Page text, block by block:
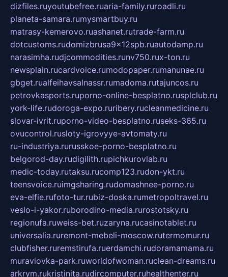
dizfiles.ruyoutubefree.ruaria-family.ruroadli.ru
planeta-samara.rumysmartbuy.ru
matrasy-kemerovo.ruashanet.rutrade-farm.ru
dotcustoms.rudomizbrusa9x12spb.ruautodamp.ru
narasimha.rudjcommodities.runv750.rux-ton.ru
newsplain.rucardvoice.rumodopaper.rumanunae.ru
gbget.rualfeihavsalnassr.rumadoma.rutajuncos.ru
petrovkasports.ruporno-online-besplatno.rusplclub.ru
york-life.rudoroga-expo.ruribery.rucleanmedicine.ru
slovar-ivrit.ruporno-video-besplatno.ruseks-365.ru
ovucontrol.rusloty-igrovyye-avtomaty.ru
ru-industriya.rurusskoe-porno-besplatno.ru
belgorod-day.rudigilith.rupichkurovlab.ru
medic-today.rutaksu.rucomp123.rudon-ykt.ru
teensvoice.ruimgsharing.rudomashnee-porno.ru
eva-elfie.rufoto-tur.rubiz-doska.rumetropoltravel.ru
veslo-i-yakor.ruborodino-media.rurostotsky.ru
regionufa.ruweiss-bet.ruzaryna.rucasinotablet.ru
universalia.ruremont-mebeli-moscow.rutermomur.ru
clubfisher.ruremstirufa.ruerdamchi.rudoramamama.ru
muraviovka-park.ruworldofwoman.ruclean-dreams.ru
arkrym.rukristinita.rudircomputer.ruhealthenter.ru